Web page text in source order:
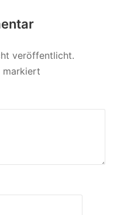
veröffentlicht.
markiert